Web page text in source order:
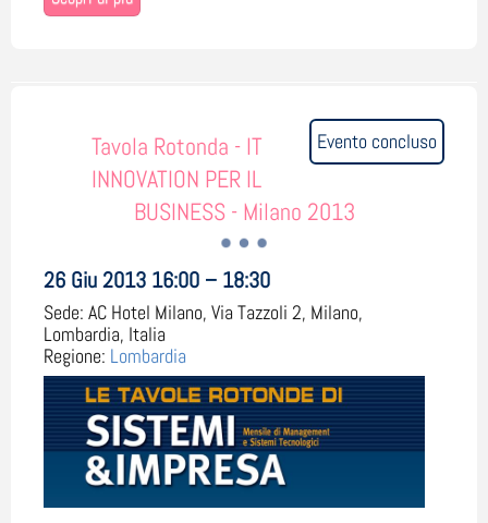
Evento concluso
Tavola Rotonda - IT
INNOVATION PER IL
BUSINESS - Milano 2013
26 Giu 2013 16:00 – 18:30
Sede: AC Hotel Milano, Via Tazzoli 2, Milano,
Lombardia, Italia
Regione: Lombardia